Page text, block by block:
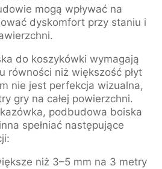
mogą wpływać na
dyskomfort przy staniu i
do koszykówki wymagają
równości niż większość płyt
nie jest perfekcja wizualna,
gry na całej powierzchni.
podbudowa boiska
spełniać następujące
niż 3–5 mm na 3 metry